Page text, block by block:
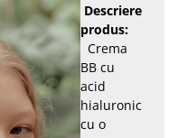
Descriere
produs:
Crema
BB cu
acid
hialuronic
cu o